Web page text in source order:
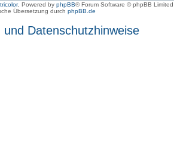
, Powered by phpBB® Forum Software © phpBB Limited
Übersetzung durch phpBB.de
und Datenschutzhinweise